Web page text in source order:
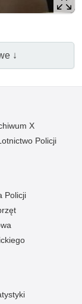
↓
X
Policji
Policji